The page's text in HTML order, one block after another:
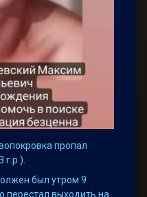
пропал
был утром 9
перестал выходить на